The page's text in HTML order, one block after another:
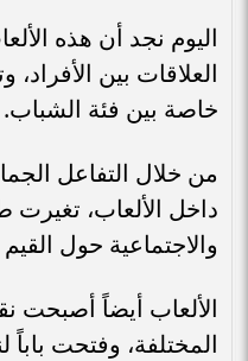
اليوم نجد أن هذه
العلاقات بين
خاصة بين فئة الشباب.
من خلال التفاعل
داخل الألعاب، تغيرت
والاجتماعية حول
الألعاب أيضاً أصبحت
المختلفة، وفتحت